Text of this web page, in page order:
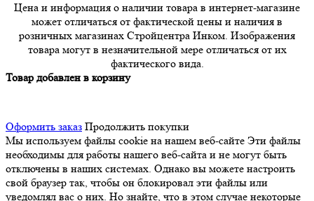
Цена и информация о наличии товара в интернет-магазине
может отличаться от фактической цены и наличия в
розничных магазинах Стройцентра Инком. Изображения
товара могут в незначительной мере отличаться от их
фактического вида.
Товар добавлен в корзину
Оформить заказ Продолжить покупки
Мы используем файлы cookie на нашем веб-сайте Эти файлы
необходимы для работы нашего веб-сайта и не могут быть
отключены в наших системах. Однако вы можете настроить
свой браузер так, чтобы он блокировал эти файлы или
уведомлял вас о них. Но знайте, что в этом случае некоторые